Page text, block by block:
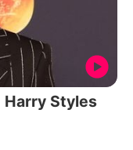
Harry Styles